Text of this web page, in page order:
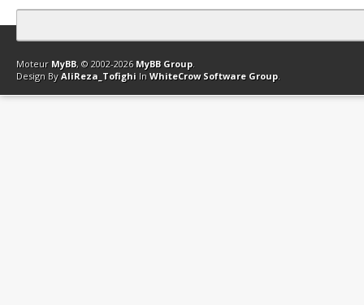
Contact Club Affiliation Retourner en haut Version bas-débit
Moteur MyBB, © 2002-2026 MyBB Group.
Design By AliReza_Tofighi In WhiteCrow Software Group.